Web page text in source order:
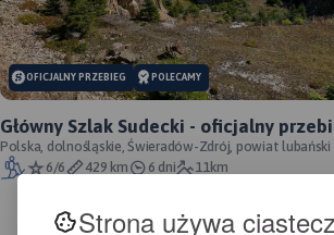
Strona używa
MAPA TURYSTYCZNA W
APLIKACJI TRASEO
Mapa obejmuje obszar
Masywu Śnieżnika. Na mapie
zaznaczono informacje
zabytki, noclegi, granice
MAPA
APLIKACJI
Mapa Czarnej
Zakres mapy
Kłodzka,
OFICJALNY PRZEBIEG POLECAMY
Główny Szlak Sudecki - oficjalny
Polska, dolnośląskie, Świeradów-Zdrój, powiat lubański
6/6
429 km 6 dni 11km